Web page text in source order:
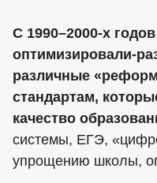
С 1990–2000-х
оптимизировали-
различные
стандартам,
качество
системы, ЕГЭ,
упрощению школы,